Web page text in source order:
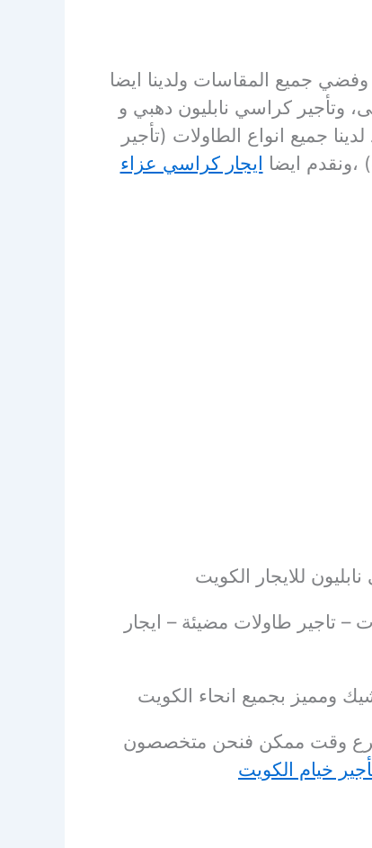
جميع المقاسات ولدينا ايضا
كراسي نابليون دهبي و
جميع انواع الطاولات (تأجير
ايضا ايجار كراسي عزاء
للايجار الكويت
تاجير طاولات مضيئة – ايجار
ومميز بجميع انحاء الكويت
اسرع وقت ممكن فنحن متخصصون
خيام الكويت